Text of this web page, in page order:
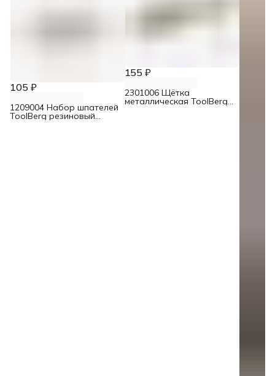
105 ₽
1209004 Набор шпателей
ToolBerg резиновый
155 ₽
2301006 Щётка
металлическая ToolBerg